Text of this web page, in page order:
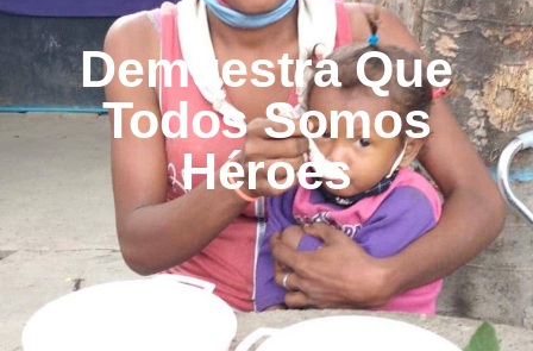
Demuestra Que
Todos Somos
Héroes